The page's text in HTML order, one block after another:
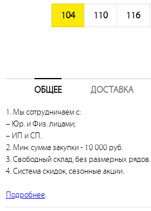
104 110 116
ОБЩЕЕ ДОСТАВКА
1. Мы сотрудничаем с:
– Юр. и Физ. лицами;
– ИП и СП.
2. Мин. сумма закупки - 10 000 руб.
3. Свободный склад, без размерных рядов.
4. Система скидок, сезонные акции.
Подробнее.